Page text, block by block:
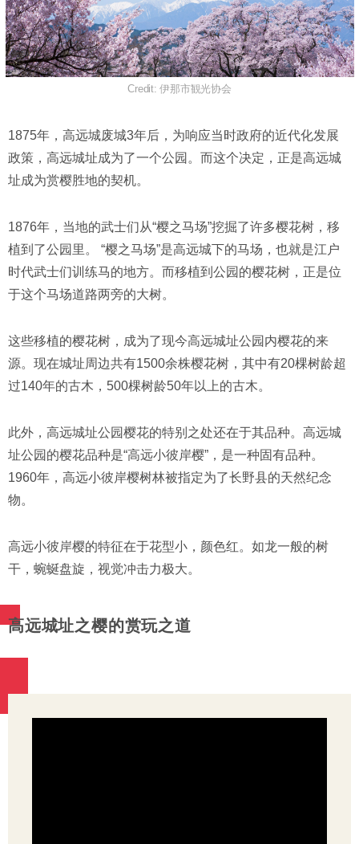
Credit: 伊那市観光协会
1875年，高远城废城3年后，为响应当时政府的近代化发展
政策，高远城址成为了一个公园。而这个决定，正是高远城
址成为赏樱胜地的契机。
1876年，当地的武士们从“樱之马场”挖掘了许多樱花树，移
植到了公园里。 “樱之马场”是高远城下的马场，也就是江户
时代武士们训练马的地方。而移植到公园的樱花树，正是位
于这个马场道路两旁的大树。
这些移植的樱花树，成为了现今高远城址公园内樱花的来
源。现在城址周边共有1500余株樱花树，其中有20棵树龄超
过140年的古木，500棵树龄50年以上的古木。
此外，高远城址公园樱花的特别之处还在于其品种。高远城
址公园的樱花品种是“高远小彼岸樱”，是一种固有品种。
1960年，高远小彼岸樱树林被指定为了长野县的天然纪念
物。
高远小彼岸樱的特征在于花型小，颜色红。如龙一般的树
干，蜿蜒盘旋，视觉冲击力极大。
高远城址之樱的赏玩之道